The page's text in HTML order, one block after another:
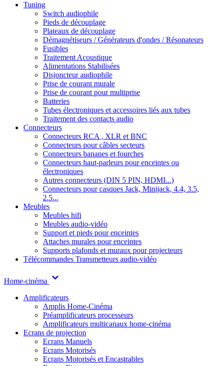
Tuning
Switch audiophile
Pieds de découplage
Plateaux de découplage
Démagnétiseurs / Générateurs d'ondes / Résonateurs
Fusibles
Traitement Acoustique
Alimentations Stabilisées
Disjoncteur audiophile
Prise de courant murale
Prise de courant pour multiprise
Batteries
Tubes électroniques et accessoires liés aux tubes
Traitement des contacts audio
Connecteurs
Connecteurs RCA , XLR et BNC
Connecteurs pour câbles secteurs
Connecteurs bananes et fourches
Connecteurs haut-parleurs pour enceintes ou
électroniques
Autres connecteurs (DIN 5 PIN, HDMI...)
Connecteurs pour casques Jack, Minijack, 4.4, 3.5,
2.5...
Meubles
Meubles hifi
Meubles audio-vidéo
Support et pieds pour enceintes
Attaches murales pour enceintes
Supports plafonds et muraux pour projecteurs
Télécommandes Transmetteurs audio-vidéo
Home-cinéma
Amplificateurs
Amplis Home-Cinéma
Préamplificateurs processeurs
Amplificateurs multicanaux home-cinéma
Ecrans de projection
Ecrans Manuels
Ecrans Motorisés
Ecrans Motorisés et Encastrables